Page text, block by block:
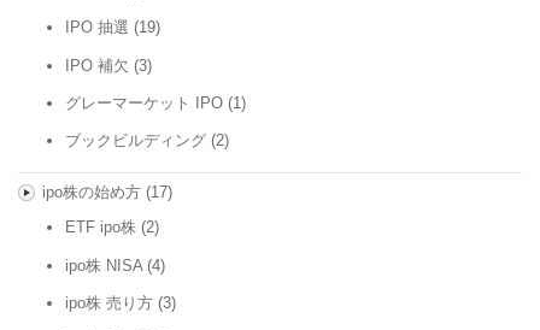
IPO 抽選 (19)
IPO 補欠 (3)
グレーマーケット IPO (1)
ブックビルディング (2)
ipo株の始め方(17)
ETF ipo株 (2)
ipo株 NISA (4)
ipo株 売り方 (3)